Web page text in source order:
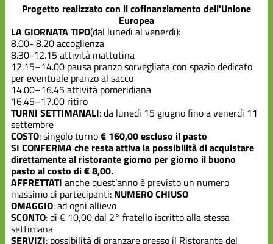
Progetto realizzato con il cofinanziamento dell'Unione
Europea
LA GIORNATA TIPO(dal lunedì al venerdì):
8.00- 8.20 accoglienza
8.30-12.15 attività mattutina
12.15–14.00 pausa pranzo sorvegliata con spazio dedicato
per eventuale pranzo al sacco
14.00–16.45 attività pomeridiana
16.45–17.00 ritiro
TURNI SETTIMANALI: da lunedì 15 giugno fino a venerdì 11
settembre
COSTO: singolo turno€ 160,00 escluso il pasto
SI CONFERMA che resta attiva la possibilità di acquistare
direttamente al ristorante giorno per giorno il buono
pasto al costo di € 8,00.
AFFRETTATI anche quest’anno è previsto un numero
massimo di partecipanti: NUMERO CHIUSO
OMAGGIO: ad ogni allievo
SCONTO: di € 10,00 dal 2° fratello iscritto alla stessa
settimana
SERVIZI: possibilità di pranzare presso il Ristorante del